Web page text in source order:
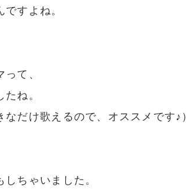
ですよね。
って、
ね。
だけ歌えるので、オススメです♪）
しちゃいました。